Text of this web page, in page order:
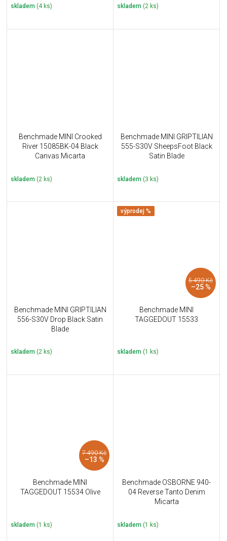
skladem (4 ks) skladem (2 ks)
Benchmade MINI Crooked
River 15085BK-04 Black
Canvas Micarta
skladem (2 ks)
Benchmade MINI GRIPTILIAN
555-S30V SheepsFoot Black
Satin Blade
skladem (3 ks)
Benchmade MINI GRIPTILIAN
556-S30V Drop Black Satin
Blade
skladem (2 ks)
výprodej %
5 490 Kč
–25 %
Benchmade MINI
TAGGEDOUT 15533
skladem (1 ks)
7 490 Kč
–13 %
Benchmade MINI
TAGGEDOUT 15534 Olive
skladem (1 ks)
Benchmade OSBORNE 940-
04 Reverse Tanto Denim
Micarta
skladem (1 ks)